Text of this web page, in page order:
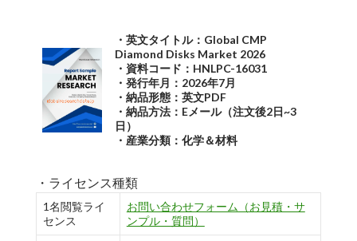
・英文タイトル：Global CMP
Diamond Disks Market 2026
・資料コード：HNLPC-16031
・発行年月：2026年7月
・納品形態：英文PDF
・納品方法：Eメール（注文後2日~3
日）
・産業分類：化学＆材料
・ライセンス種類
1名閲覧ライ
センス
お問い合わせフォーム（お見積・サ
ンプル・質問）